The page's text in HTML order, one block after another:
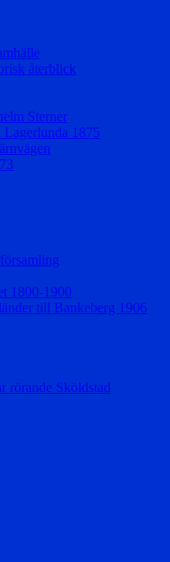
återblick
Sterner
1875
1800-1900
till Bankeberg 1906
rörande Sköldstad